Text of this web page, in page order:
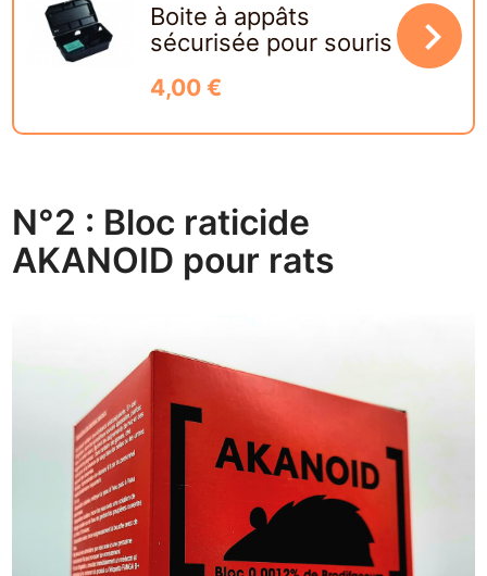
Boite à appâts
sécurisée pour souris
4,00 €
navigate_next
N°2 : Bloc raticide
AKANOID pour rats